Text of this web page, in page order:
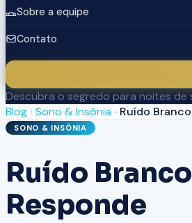
Sobre a equipe
Contato
Descubra o segredo para noites
Blog ›Sono & Insônia › Ruído
SONO & INSÔNIA
Ruído
Responde